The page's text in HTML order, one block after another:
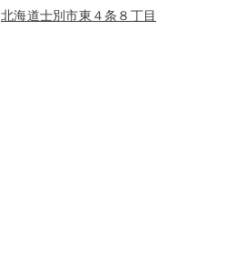
北海道士別市東４条８丁目